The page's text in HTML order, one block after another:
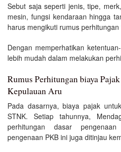
Sebut saja seperti jenis, tipe,
mesin, fungsi kendaraan hingga
harus mengikuti rumus
Dengan memperhatikan
lebih mudah dalam melakukan
Rumus Perhitungan biaya
Kepulauan Aru
Pada dasarnya, biaya pajak
STNK. Setiap tahunnya,
perhitungan dasar
pengenaan PKB ini juga ditinjau